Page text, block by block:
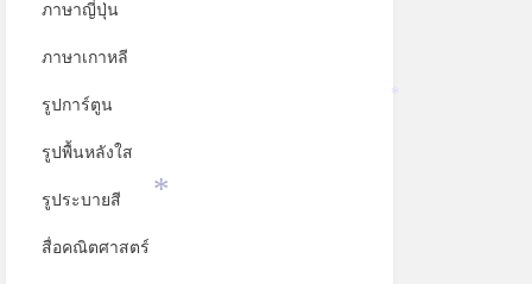
ภาษาญี่ปุ่น
ภาษาเกาหลี
รูปการ์ตูน
รูปพื้นหลังใส
รูประบายสี
สื่อคณิตศาสตร์